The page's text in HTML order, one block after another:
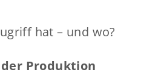
hat – und wo?
Produktion